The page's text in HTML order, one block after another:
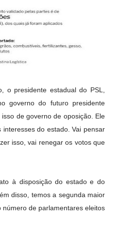
o presidente estadual do PSL,
governo do futuro presidente
de governo de oposição. Ele
do estado. Vai pensar
isso, vai renegar os votos que
à disposição do estado e do
disso, temos a segunda maior
de parlamentares eleitos